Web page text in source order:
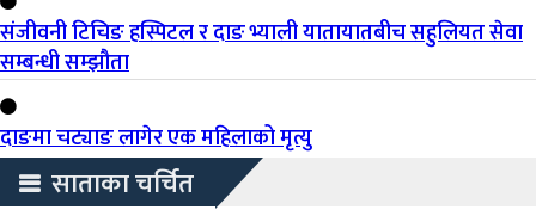
संजीवनी टिचिङ हस्पिटल र दाङ भ्याली यातायातबीच सहुलियत सेवा
सम्बन्धी सम्झौता
दाङमा चट्याङ लागेर एक महिलाको मृत्यु
साताका चर्चित